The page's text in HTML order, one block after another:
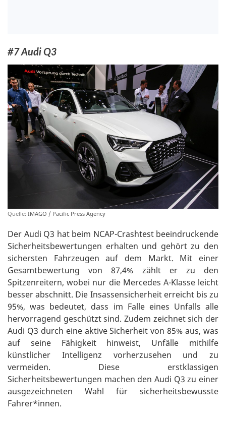
#7 Audi Q3
Quelle: IMAGO / Pacific Press Agency
Der Audi Q3 hat beim NCAP-Crashtest beeindruckende
Sicherheitsbewertungen erhalten und gehört zu den
sichersten Fahrzeugen auf dem Markt. Mit einer
Gesamtbewertung von 87,4% zählt er zu den
Spitzenreitern, wobei nur die Mercedes A-Klasse leicht
besser abschnitt. Die Insassensicherheit erreicht bis zu
95%, was bedeutet, dass im Falle eines Unfalls alle
hervorragend geschützt sind. Zudem zeichnet sich der
Audi Q3 durch eine aktive Sicherheit von 85% aus, was
auf seine Fähigkeit hinweist, Unfälle mithilfe
künstlicher Intelligenz vorherzusehen und zu
vermeiden. Diese erstklassigen
Sicherheitsbewertungen machen den Audi Q3 zu einer
ausgezeichneten Wahl für sicherheitsbewusste
Fahrer*innen.